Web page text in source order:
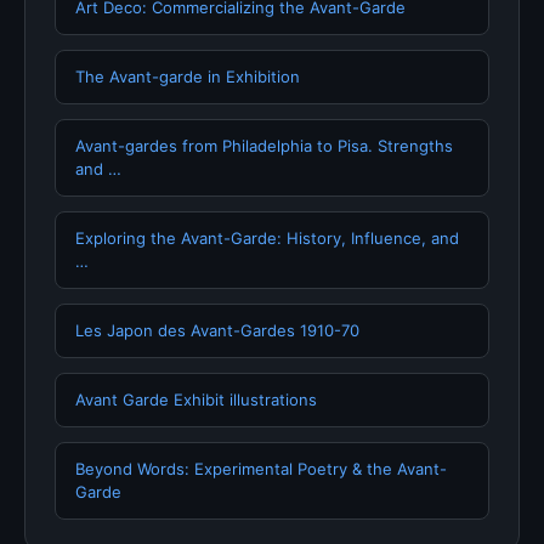
Art Deco: Commercializing the Avant-Garde
The Avant-garde in Exhibition
Avant-gardes from Philadelphia to Pisa. Strengths
and …
Exploring the Avant-Garde: History, Influence, and
…
Les Japon des Avant-Gardes 1910-70
Avant Garde Exhibit illustrations
Beyond Words: Experimental Poetry & the Avant-
Garde